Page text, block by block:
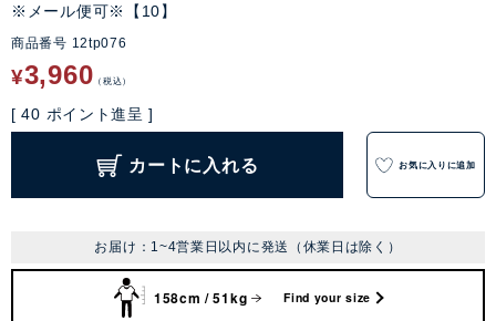
※メール便可※【10】
商品番号 12tp076
¥3,960 税込
[ 40 ポイント進呈 ]
カートに入れる お気に入りに追加
お届け：1~4営業日以内に発送（休業日は除く）
158cm / 51kg Find your size